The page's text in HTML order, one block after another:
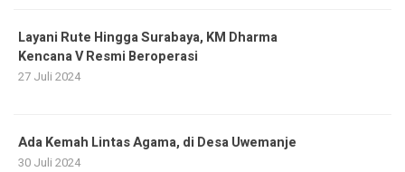
Layani Rute Hingga Surabaya, KM Dharma
Kencana V Resmi Beroperasi
27 Juli 2024
Ada Kemah Lintas Agama, di Desa Uwemanje
30 Juli 2024